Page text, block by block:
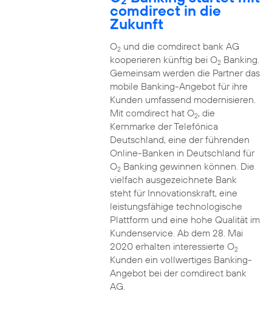
comdirect in die
Zukunft
O2und die comdirect bank AG
kooperieren künftig bei O2Banking.
Gemeinsam werden die Partner das
mobile Banking-Angebot für ihre
Kunden umfassend modernisieren.
Mit comdirect hat O2, die
Kernmarke der Telefónica
Deutschland, eine der führenden
Online-Banken in Deutschland für
O2Banking gewinnen können. Die
vielfach ausgezeichnete Bank
steht für Innovationskraft, eine
leistungsfähige technologische
Plattform und eine hohe Qualität im
Kundenservice. Ab dem 28. Mai
2020 erhalten interessierte O2
Kunden ein vollwertiges Banking-
Angebot bei der comdirect bank
AG.